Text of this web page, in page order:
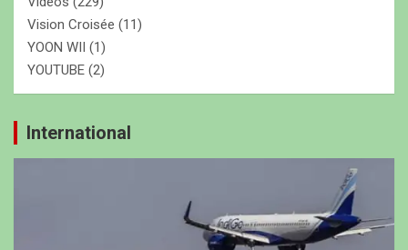
Vision Croisée (11)
YOON WII (1)
YOUTUBE (2)
International